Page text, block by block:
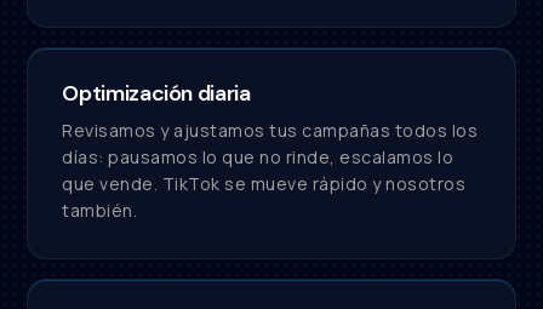
Optimización diaria
Revisamos y ajustamos tus campañas todos los
días: pausamos lo que no rinde, escalamos lo
que vende. TikTok se mueve rápido y nosotros
también.